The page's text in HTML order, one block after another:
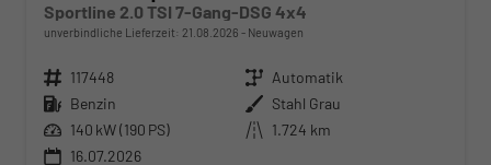
Sportline 2.0 TSI 7-Gang-DSG 4x4
unverbindliche Lieferzeit: 21.08.2026 Neuwagen
Fahrzeugnr. 117448 Getriebe Automatik
Kraftstoff Benzin Außenfarbe Stahl Grau
Leistung 140 kW (190 PS) Kilometerstand 1.724 km
16.07.2026